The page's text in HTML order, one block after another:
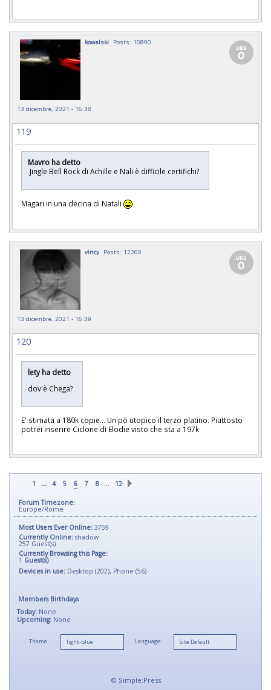
kowalski Posts: 10890
13 dicembre, 2021 - 16:38
119
Mavro ha detto
Jingle Bell Rock di Achille e Nali è difficile certifichi?
Magari in una decina di Natali
vincy Posts: 12260
13 dicembre, 2021 - 16:39
120
lety ha detto
dov'è Chega?
E' stimata a 180k copie... Un pò utopico il terzo platino. Piuttosto
potrei inserire Ciclone di Elodie visto che sta a 197k
1 ... 4 5 6 7 8 … 12
Forum Timezone:
Europe/Rome
Most Users Ever Online: 3759
Currently Online: shadow
257 Guest(s)
Currently Browsing this Page:
1 Guest(s)
Devices in use: Desktop (202), Phone (56)
Members Birthdays
Today: None
Upcoming: None
Theme: Language:
© Simple:Press